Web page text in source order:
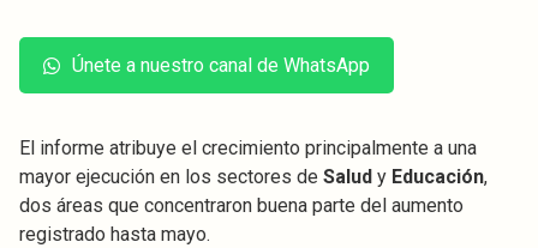
Únete a nuestro canal de WhatsApp
El informe atribuye el crecimiento principalmente a una
mayor ejecución en los sectores de Salud y Educación,
dos áreas que concentraron buena parte del aumento
registrado hasta mayo.